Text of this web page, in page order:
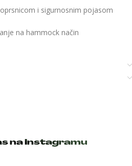
i sigurnosnim pojasom
na hammock način
na Instagramu